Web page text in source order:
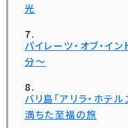
光
パイレーツ・オブ・イ
分～
バリ島「アリラ・ホテ
満ちた至福の旅